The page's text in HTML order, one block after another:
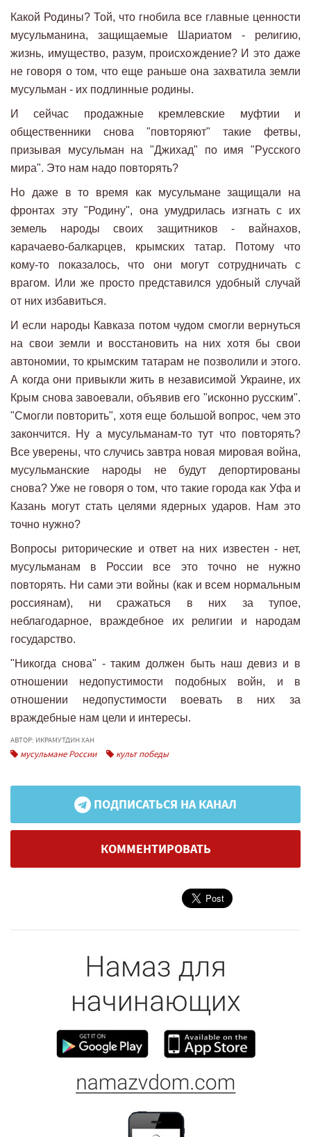
Какой Родины? Той, что гнобила все главные ценности
мусульманина, защищаемые Шариатом - религию,
жизнь, имущество, разум, происхождение? И это даже
не говоря о том, что еще раньше она захватила земли
мусульман - их подлинные родины.
И сейчас продажные кремлевские муфтии и
общественники снова "повторяют" такие фетвы,
призывая мусульман на "Джихад" по имя "Русского
мира". Это нам надо повторять?
Но даже в то время как мусульмане защищали на
фронтах эту "Родину", она умудрилась изгнать с их
земель народы своих защитников - вайнахов,
карачаево-балкарцев, крымских татар. Потому что
кому-то показалось, что они могут сотрудничать с
врагом. Или же просто представился удобный случай
от них избавиться.
И если народы Кавказа потом чудом смогли вернуться
на свои земли и восстановить на них хотя бы свои
автономии, то крымским татарам не позволили и этого.
А когда они привыкли жить в независимой Украине, их
Крым снова завоевали, объявив его "исконно русским".
"Смогли повторить", хотя еще большой вопрос, чем это
закончится. Ну а мусульманам-то тут что повторять?
Все уверены, что случись завтра новая мировая война,
мусульманские народы не будут депортированы
снова? Уже не говоря о том, что такие города как Уфа и
Казань могут стать целями ядерных ударов. Нам это
точно нужно?
Вопросы риторические и ответ на них известен - нет,
мусульманам в России все это точно не нужно
повторять. Ни сами эти войны (как и всем нормальным
россиянам), ни сражаться в них за тупое,
неблагодарное, враждебное их религии и народам
государство.
"Никогда снова" - таким должен быть наш девиз и в
отношении недопустимости подобных войн, и в
отношении недопустимости воевать в них за
враждебные нам цели и интересы.
АВТОР: ИКРАМУТДИН ХАН
мусульмане России культ победы
ПОДПИСАТЬСЯ НА КАНАЛ
КОММЕНТИРОВАТЬ